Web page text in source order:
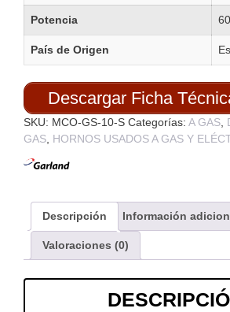
Potencia
País de Origen
Descargar Ficha
SKU: MCO-GS-10-S Categorías: A GAS
GAS HORNOS USADOS A GAS Y
Descripción Información
Valoraciones (0)